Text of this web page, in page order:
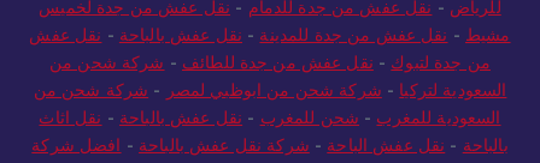
للرياض -نقل عفش من جدة للدمام - نقل عفش من جدة لخميس
مشيط -نقل عفش من جدة للمدينة- نقل عفش بالباحة -نقل عفش
من جدة لتبوك-نقل عفش من جدة للطائف -شركة شحن من
السعودية لتركيا-شركة شحن من ابوظبي لمصر- شركة شحن من
السعودية للمغرب- شحن للمغرب- نقل عفش بالباحة-نقل اثاث
بالباحة-نقل عفش الباحة-شركة نقل عفش بالباحة-افضل شركة